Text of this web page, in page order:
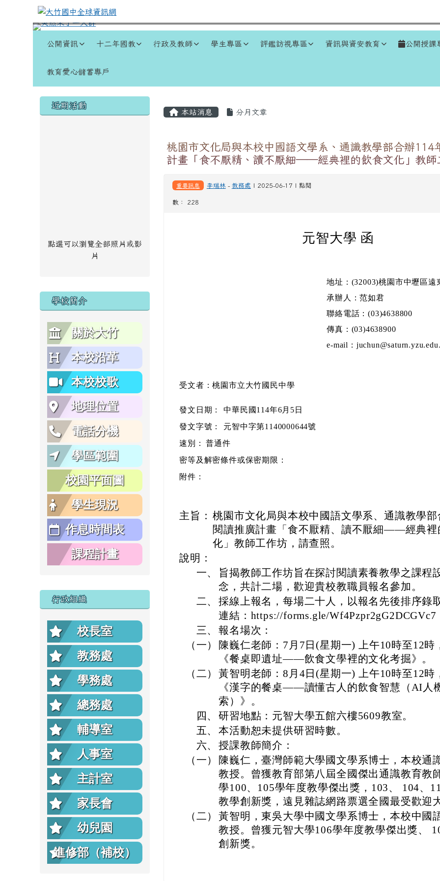
跳至主內容區
大竹國中全球資訊網
公開資訊 十二年國教 行政及教師 學生專區 評鑑訪視專區 資訊與資安教育 公開授課
教育愛心儲蓄專戶
左邊區域內容
近期活動
點選可以瀏覽全部照片或影
片
學校簡介
關於大竹
本校沿革
本校校歌
地理位置
電話分機
學區範圍
校園平面圖
學生現況
作息時間表
課程計畫
行政組織
校長室
教務處
學務處
總務處
輔導室
人事室
主計室
家長會
幼兒園
進修部（補校）
主內容區域
本站消息 分月文章
桃園市文化局與本校中國語文學系、通識教學部合辦114
計畫「食不厭精、讀不厭細——經典裡的飲食文化」教師
重要訊息 李瑞林- 教務處 | 2025-06-17 | 點閱
數： 228
元智大學 函
地址：(32003)桃園市中壢區遠
承辦人：范如君
聯絡電話：(03)4638800
傳真：(03)4638900
e-mail：
受文者：桃園市立大竹國民中學
發文日期：
中華民國114年6月5日
發文字號：
元智中字第1140000644號
速別：
普通件
密等及解密條件或保密期限：
附件：
主旨： 桃園市文化局與本校中國語文學系、通識教學部
閱讀推廣計畫「食不厭精、讀不厭細——經典裡
化」教師工作坊，請查照。
說明：
一、
旨揭教師工作坊旨在探討閱讀素養教學之課程
念，共計二場，歡迎貴校教職員報名參加。
二、 採線上報名，每場二十人，以報名先後排序錄
連結：https://forms.gle/Wf4Pzpr2gG2DCGVc7
三、 報名場次：
（一）
陳巍仁老師：7月7日(星期一) 上午10時至12時
《餐桌即遺址——飲食文學裡的文化考掘》。
（二） 黃智明老師：8月4日(星期一) 上午10時至12時
《漢字的餐桌——讀懂古人的飲食智慧（AI人
索）》。
四、 研習地點：元智大學五館六樓5609教室。
五、 本活動恕未提供研習時數。
六、 授課教師簡介：
（一）
陳巍仁，臺灣師範大學國文學系博士，本校通
教授。曾獲教育部第八屆全國傑出通識教育教
學100、105學年度教學傑出獎，103、 104、
教學創新獎，遠見雜誌網路票選全國最受歡迎
（二） 黃智明，東吳大學中國文學系博士，本校中國
教授。曾獲元智大學106學年度教學傑出獎、
創新獎。
頁尾區域